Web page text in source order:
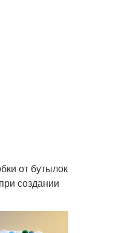
от бутылок
создании